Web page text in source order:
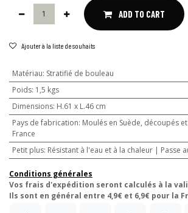
ADD TO CART
Ajouter à la liste de souhaits
Matériau: Stratifié de bouleau
Poids: 1,5 kgs
Dimensions: H.61 x L.46 cm
Pays de fabrication: Moulés en Suède, découpés
France
Petit plus: Résistant à l'eau et à la chaleur | Passe
Conditions générales
Vos frais d'expédition seront calculés à la
Ils sont en général entre 4,9€ et 6,9€ pour la